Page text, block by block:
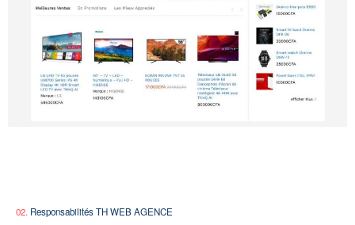
02. Responsabilités TH WEB AGENCE